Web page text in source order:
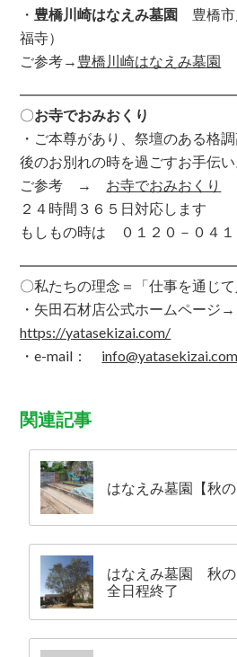
・ 豊橋川崎はなえみ墓園 豊橋市
福寺）
ご参考→ 豊橋川崎はなえみ墓園
〇お寺でおみおくり
・ご本尊があり、祭壇のある格
後のお別れの時を過ごすお手伝い
ご参考 → お寺でおみおくり
２４時間３６５日対応します
もしもの時は ０１２０－０４１
〇私たちの理念＝「仕事を通じて
・矢田石材店公式ホームページ
https://yatasekizai.com/
・e-mail： info@yatasekizai.com
関連記事
はなえみ墓園【秋
はなえみ墓園 秋
全日程終了